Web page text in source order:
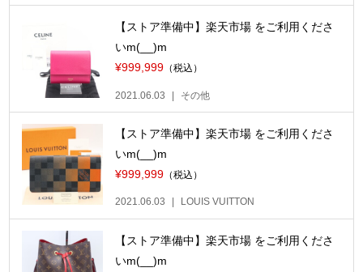
【ストア準備中】楽天市場 をご利用くださ
いm(__)m
¥999,999 （税込）
2021.06.03 その他
【ストア準備中】楽天市場 をご利用くださ
いm(__)m
¥999,999 （税込）
2021.06.03 LOUIS VUITTON
【ストア準備中】楽天市場 をご利用くださ
いm(__)m